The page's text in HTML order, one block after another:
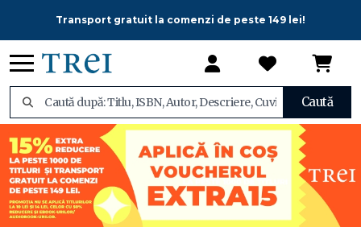
Transport gratuit la comenzi de peste 149 lei!
Caută